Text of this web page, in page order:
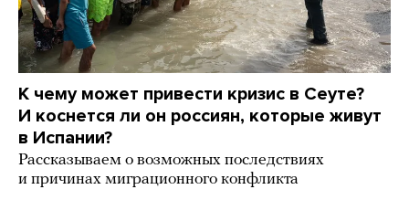
К чему может привести кризис в Сеуте?
И коснется ли он россиян, которые живут
в Испании?
Рассказываем о возможных последствиях
и причинах миграционного конфликта